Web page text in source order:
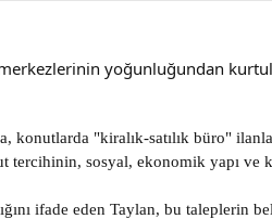
yoğunluğundan
konutlarda "kiralık-satılık büro"
tercihinin, sosyal, ekonomik yapı ve
ifade eden Taylan, bu taleplerin